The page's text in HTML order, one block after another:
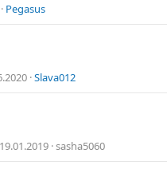
Pegasus
Slava012
19.01.2019 sasha5060